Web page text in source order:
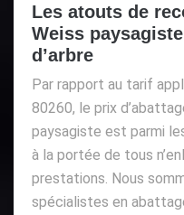
Les atouts de
Weiss
d’arbre
Par rapport au tarif
80260, le prix
paysagiste est parmi
à la portée de tous
prestations. Nous
spécialistes en